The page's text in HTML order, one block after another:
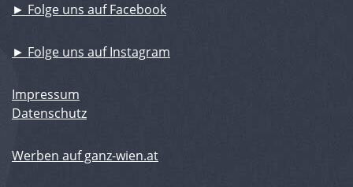
► Folge uns auf Facebook
► Folge uns auf Instagram
Impressum
Datenschutz
Werben auf ganz-wien.at